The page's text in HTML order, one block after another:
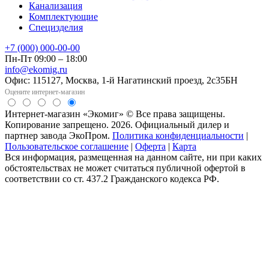
Канализация
Комплектующие
Специзделия
+7 (000) 000-00-00
Пн-Пт 09:00 – 18:00
info@ekomig.ru
Офис: 115127, Москва, 1-й Нагатинский проезд, 2с35БН
Оцените интернет-магазин
Интернет-магазин «Экомиг» © Все права защищены.
Копирование запрещено. 2026. Официальный дилер и
партнер завода ЭкоПром. Политика конфиденциальности |
Пользовательское соглашение | Оферта | Карта
Вся информация, размещенная на данном сайте, ни при каких
обстоятельствах не может считаться публичной офертой в
соответствии со ст. 437.2 Гражданского кодекса РФ.